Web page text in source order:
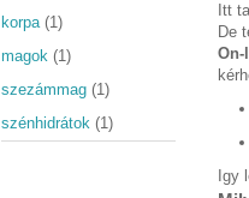
Itt
De
On-
Igy
korpa (1)
magok (1)
szezámmag (1)
szénhidrátok (1)